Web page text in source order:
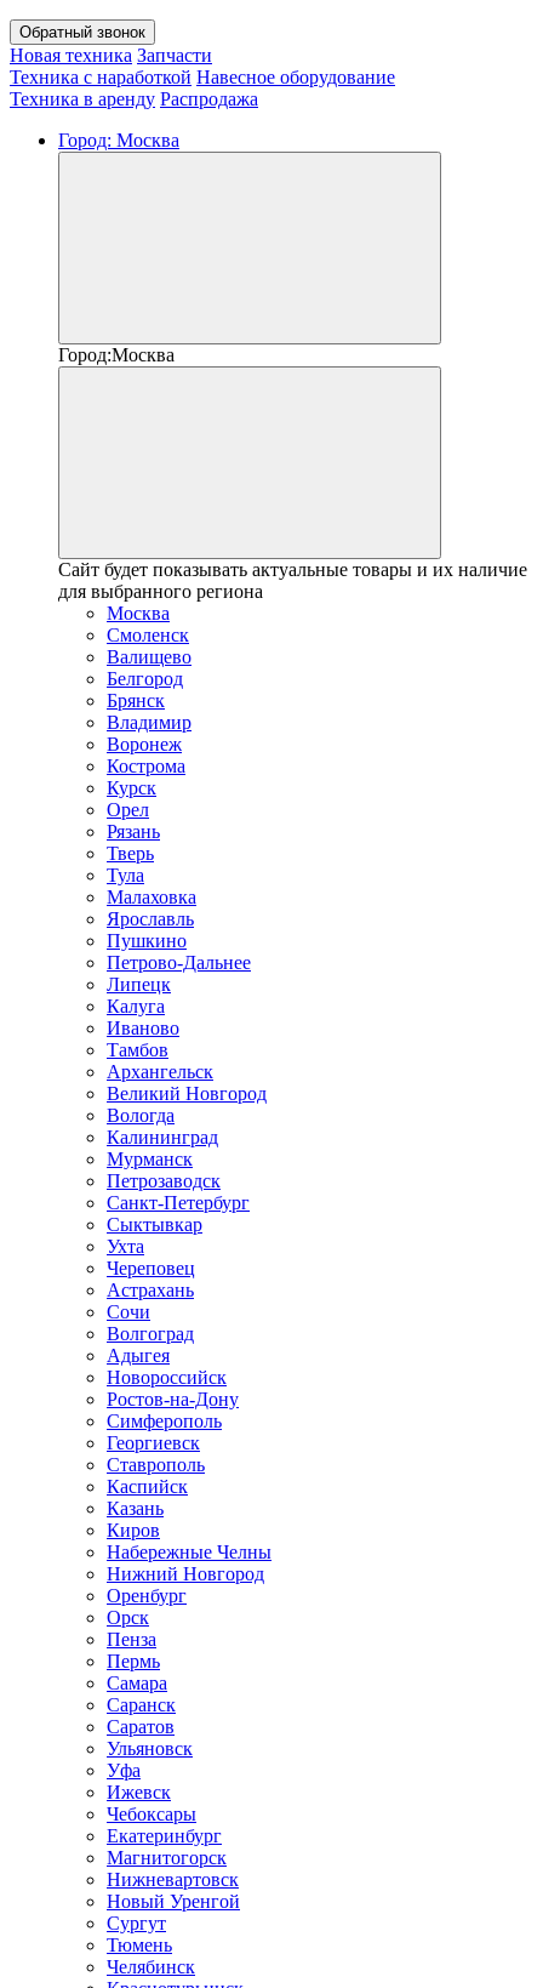
Обратный звонок
Новая техника Запчасти
Техника с наработкой Навесное оборудование
Техника в аренду Распродажа
Город: Москва
Город:Москва
Сайт будет показывать актуальные товары и их наличие
для выбранного региона
Москва
Смоленск
Валищево
Белгород
Брянск
Владимир
Воронеж
Кострома
Курск
Орел
Рязань
Тверь
Тула
Малаховка
Ярославль
Пушкино
Петрово-Дальнее
Липецк
Калуга
Иваново
Тамбов
Архангельск
Великий Новгород
Вологда
Калининград
Мурманск
Петрозаводск
Санкт-Петербург
Сыктывкар
Ухта
Череповец
Астрахань
Сочи
Волгоград
Адыгея
Новороссийск
Ростов-на-Дону
Симферополь
Георгиевск
Ставрополь
Каспийск
Казань
Киров
Набережные Челны
Нижний Новгород
Оренбург
Орск
Пенза
Пермь
Самара
Саранск
Саратов
Ульяновск
Уфа
Ижевск
Чебоксары
Екатеринбург
Магнитогорск
Нижневартовск
Новый Уренгой
Сургут
Тюмень
Челябинск